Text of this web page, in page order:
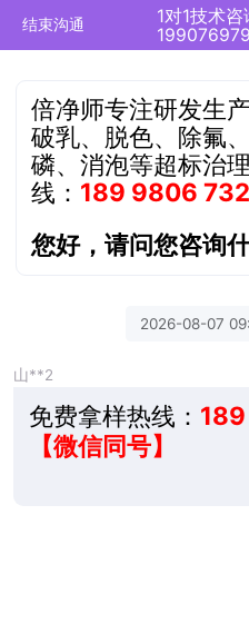
结束沟通
1对1技术
倍净师专注研发生
破乳、脱色、除氟
磷、消泡等超标治
线： 189 9806
您好，请问您咨询
2026-08-07
山**2
免费拿样热线：
【微信同号】